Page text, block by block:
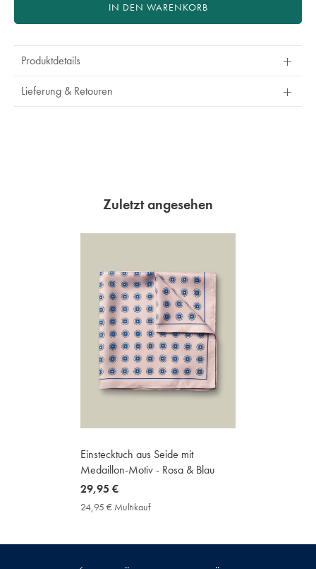
IN DEN WARENKORB
Produktdetails
Lieferung & Retouren
Zuletzt angesehen
Einstecktuch aus Seide mit
Medaillon-Motiv - Rosa & Blau
now
29,95
29,95 €
24,95 € Multikauf24,95
Price